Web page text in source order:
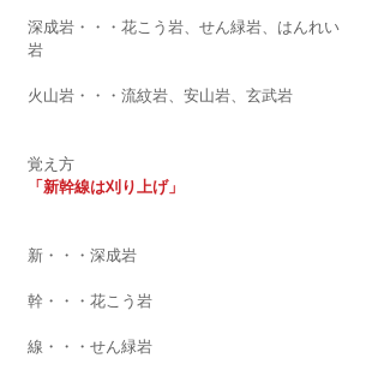
深成岩・・・花こう岩、せん緑岩、はんれい
岩
火山岩・・・流紋岩、安山岩、玄武岩
覚え方
「新幹線は刈り上げ」
新・・・深成岩
幹・・・花こう岩
線・・・せん緑岩